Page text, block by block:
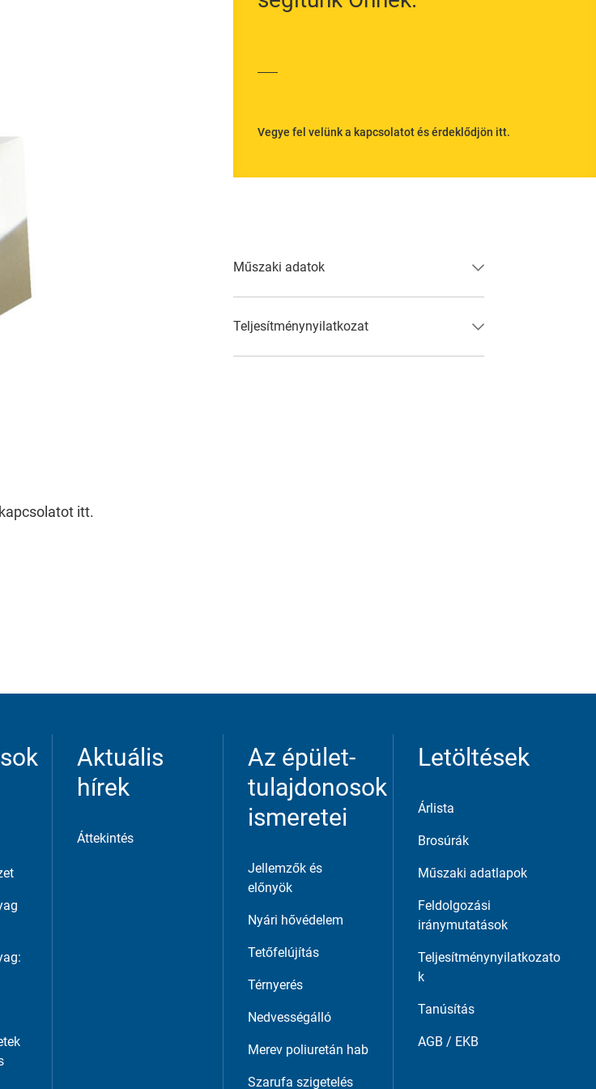
itt.
Vegye fel velünk a kapcsolatot és érdeklődjön itt.
Műszaki adatok
Teljesítménynyilatkozat
Aktuális
hírek
Áttekintés
Az épület­
tulajdonosok
ismeretei
Jellemzők és
előnyök
Nyári hővédelem
Tetőfelújítás
Térnyerés
Nedvességálló
Merev poliuretán hab
Szarufa szigetelés
Letöltések
Árlista
Brosúrák
Műszaki adatlapok
Feldolgozási
iránymutatások
Teljesítménynyilatkozato
k
Tanúsítás
AGB / EKB
Such as YouTube, Instagram or similar providers.